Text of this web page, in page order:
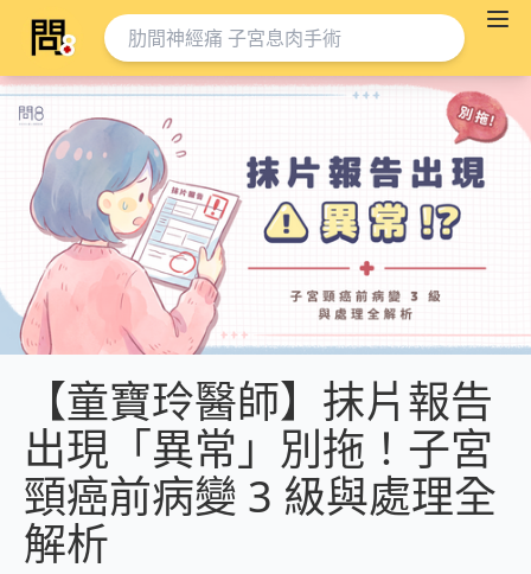
【童寶玲醫師】抹片報告
出現「異常」別拖！子宮
頸癌前病變 3 級與處理全
解析